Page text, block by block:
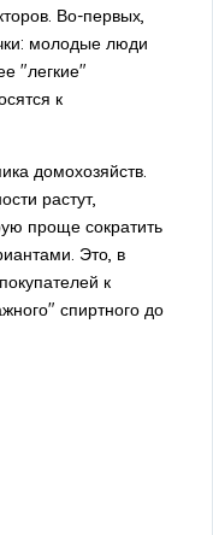
Во-первых,
молодые люди
"легкие"
к
домохозяйств.
растут,
проще сократить
Это, в
к
спиртного до